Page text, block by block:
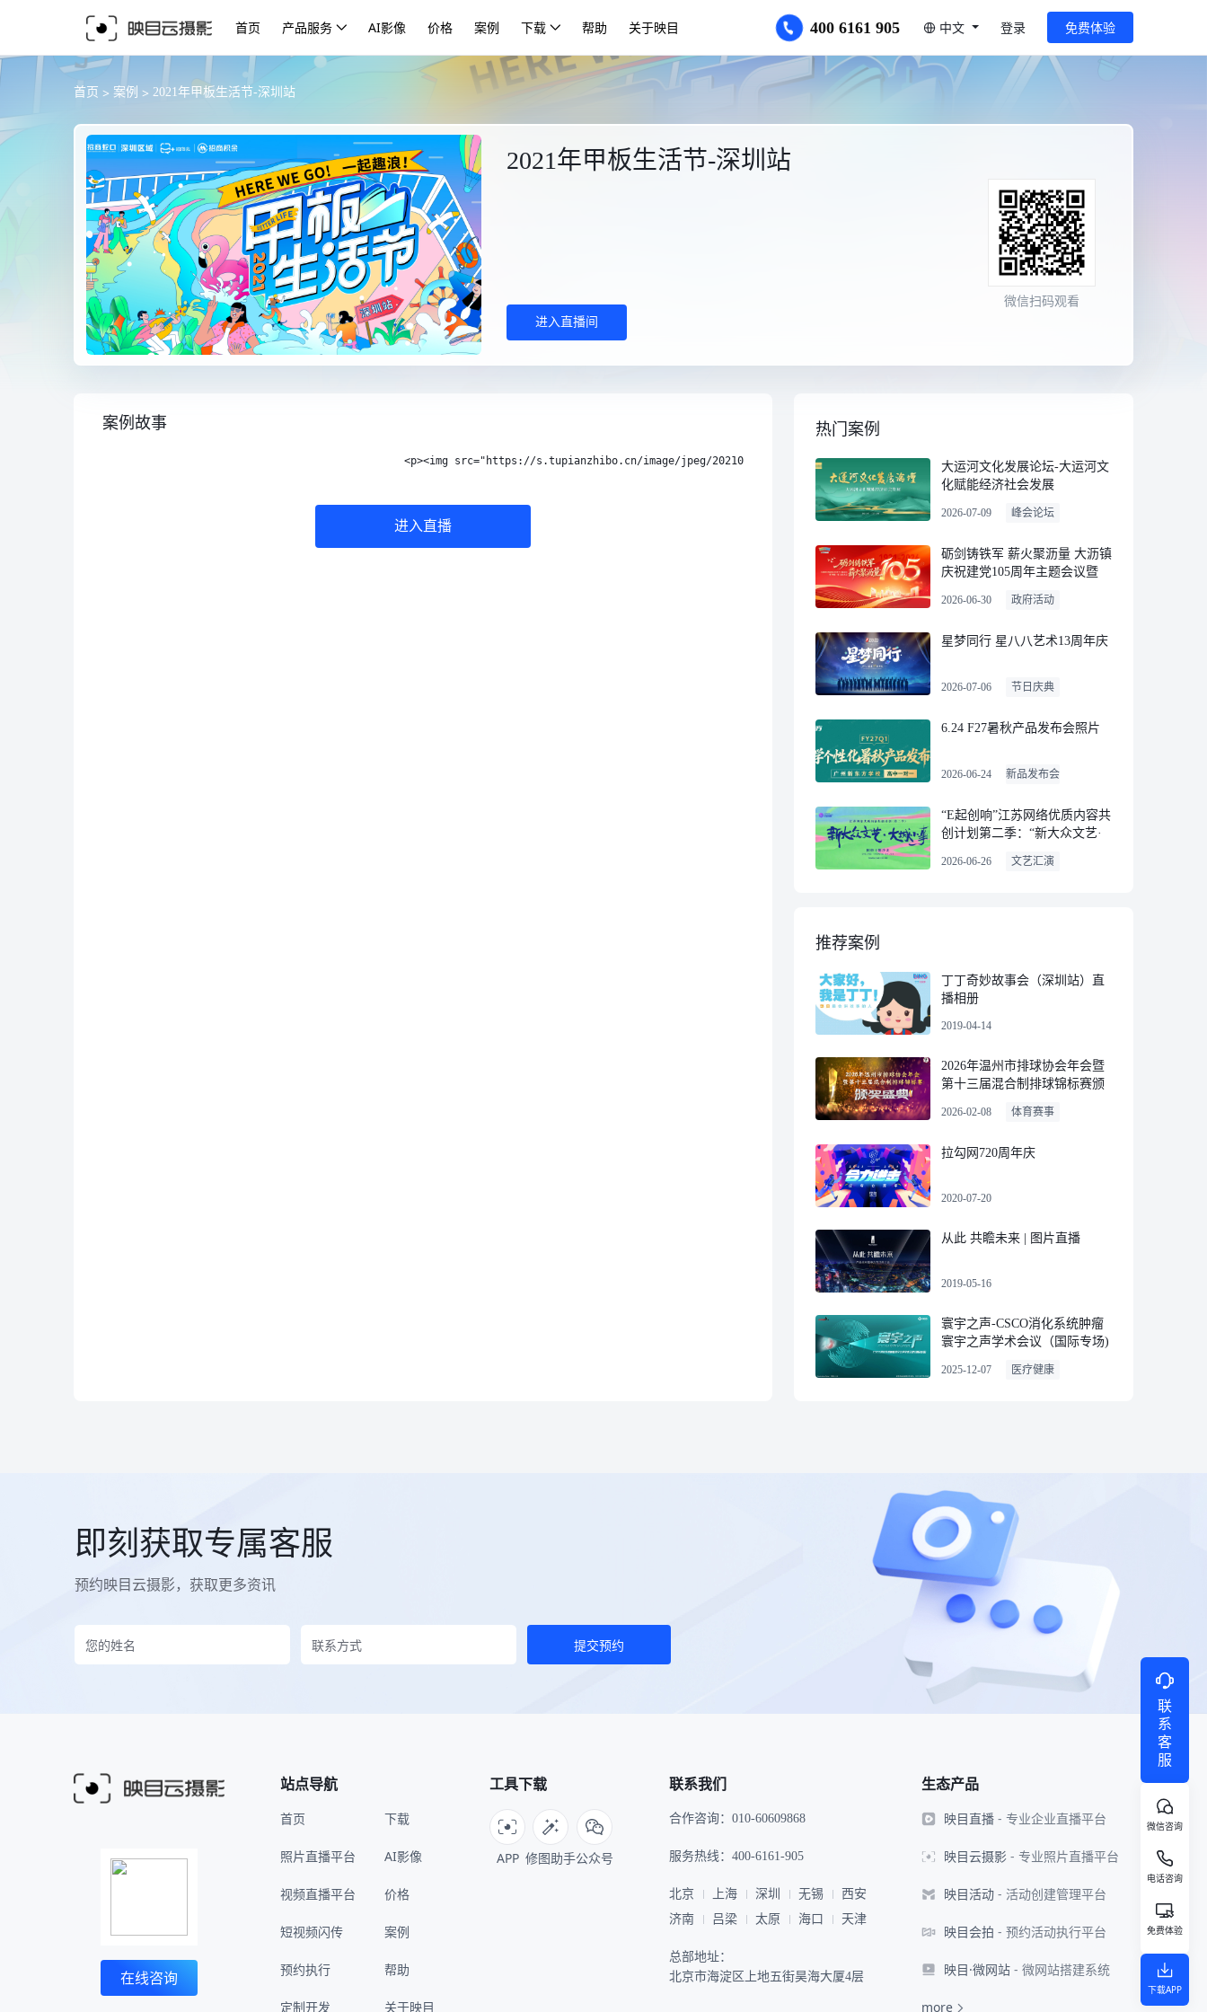
首页 产品服务 AI影像 价格 案例 下载 帮助 关于映目 400 6161 905 中文 登录 免费体验
首页 > 案例 > 2021年甲板生活节-深圳站
2021年甲板生活节-深圳站
进入直播间
微信扫码观看
案例故事
<p><img src="https://s.tupianzhibo.cn/image/jpeg/20210807/161534/lhcnvrk4bR4RzS2holxuVHWeQDZU7756.jpg!p1600" style="max-
进入直播
热门案例
大运河文化发展论坛-大运河文
化赋能经济社会发展
2026-07-09 峰会论坛
砺剑铸铁军 薪火聚沥量 大沥镇
庆祝建党105周年主题会议暨
2026-06-30 政府活动
星梦同行 星八八艺术13周年庆
2026-07-06 节日庆典
6.24 F27暑秋产品发布会照片
2026-06-24 新品发布会
“E起创响”江苏网络优质内容共
创计划第二季：“新大众文艺·
2026-06-26 文艺汇演
推荐案例
丁丁奇妙故事会（深圳站）直
播相册
2019-04-14
2026年温州市排球协会年会暨
第十三届混合制排球锦标赛颁
2026-02-08 体育赛事
拉勾网720周年庆
2020-07-20
从此 共瞻未来 | 图片直播
2019-05-16
寰宇之声-CSCO消化系统肿瘤
寰宇之声学术会议（国际专场)
2025-12-07 医疗健康
即刻获取专属客服
预约映目云摄影，获取更多资讯
提交预约
在线咨询
站点导航
首页
照片直播平台
视频直播平台
短视频闪传
预约执行
定制开发
下载
AI影像
价格
案例
帮助
关于映目
工具下载
APP 修图助手公众号
联系我们
合作咨询：010-60609868
服务热线：400-6161-905
北京 上海 深圳 无锡
西安
济南
吕梁 太原 海口 天津
总部地址：
北京市海淀区上地五街昊海大厦4层
生态产品
映目直播 - 专业企业直播平台
映目云摄影 - 专业照片直播平台
映目活动 - 活动创建管理平台
映目会拍 - 预约活动执行平台
映目·微网站 - 微网站搭建系统
more
联
系
客
服
微信咨询
电话咨询
免费体验
下载APP